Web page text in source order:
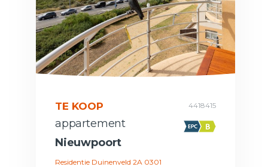
TE KOOP 4418415
appartement
Nieuwpoort
Residentie Duinenveld 2A 0301